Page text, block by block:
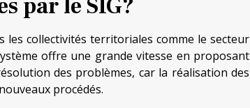
par le SIG?
collectivités territoriales comme le secteur
offre une grande vitesse en proposant
des problèmes, car la réalisation des
procédés.